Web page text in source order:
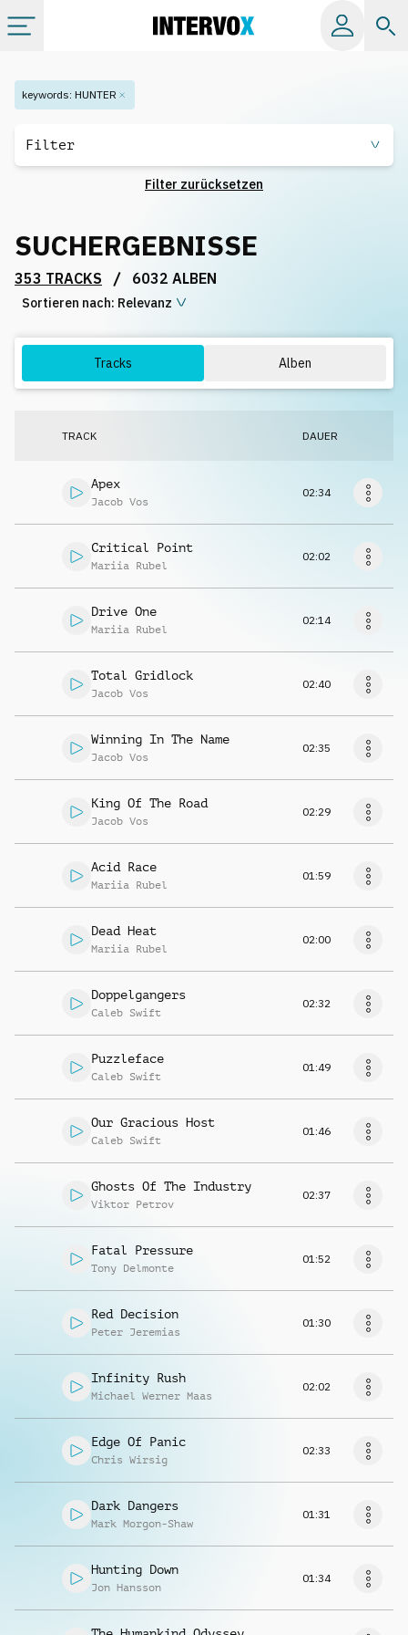
Kategorien
Playlists
Lizenzen
keywords: HUNTER
Filter
Filter zurücksetzen
SUCHERGEBNISSE
353 TRACKS / 6032 ALBEN
Sortieren nach: Relevanz
Tracks Alben
TRACK DAUER
Apex
Jacob Vos
02:34
Critical Point
Mariia Rubel
02:02
Drive One
Mariia Rubel
02:14
Total Gridlock
Jacob Vos
02:40
Winning In The Name
Jacob Vos
02:35
King Of The Road
Jacob Vos
02:29
Acid Race
Mariia Rubel
01:59
Dead Heat
Mariia Rubel
02:00
Doppelgangers
Caleb Swift
02:32
Puzzleface
Caleb Swift
01:49
Our Gracious Host
Caleb Swift
01:46
Ghosts Of The Industry
Viktor Petrov
02:37
Fatal Pressure
Tony Delmonte
01:52
Red Decision
Peter Jeremias
01:30
Infinity Rush
Michael Werner Maas
02:02
Edge Of Panic
Chris Wirsig
02:33
Dark Dangers
Mark Morgon-Shaw
01:31
Hunting Down
Jon Hansson
01:34